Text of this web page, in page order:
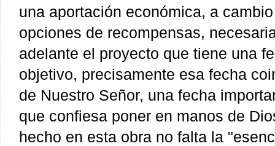
una aportación económica, a
opciones de recompensas,
adelante el proyecto que tiene una
objetivo, precisamente esa fecha
de Nuestro Señor, una fecha
que confiesa poner en manos de
hecho en esta obra no falta la